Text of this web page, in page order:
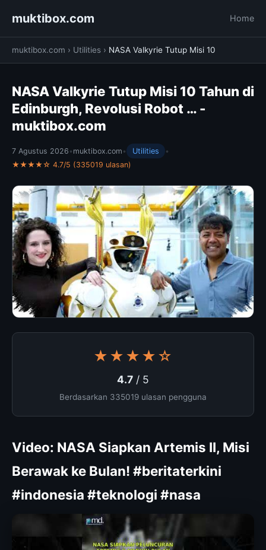
muktibox.com Home
muktibox.com › Utilities › NASA Valkyrie Tutup Misi 10
NASA Valkyrie Tutup Misi 10 Tahun di
Edinburgh, Revolusi Robot … -
muktibox.com
7 Agustus 2026 • muktibox.com • Utilities
•
★★★★☆ 4.7/5 (335019 ulasan)
★★★★☆
4.7 / 5
Berdasarkan 335019 ulasan pengguna
Video: NASA Siapkan Artemis II, Misi
Berawak ke Bulan! #beritaterkini
#indonesia #teknologi #nasa